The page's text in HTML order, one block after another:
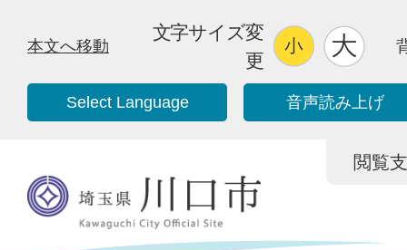
本文へ移動
文字サイズ変
更
Select Language 音声読み上げ
閲覧